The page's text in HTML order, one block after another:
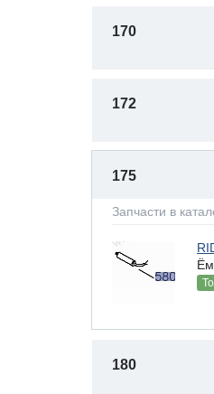
170
172
175
Запчасти в
180